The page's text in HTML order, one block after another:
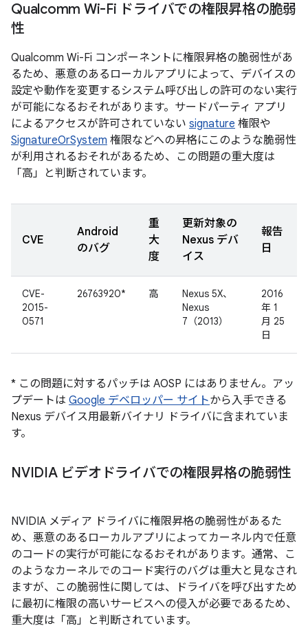
Qualcomm Wi-Fi ドライバでの権限昇格の脆弱
性
Qualcomm Wi-Fi コンポーネントに権限昇格の脆弱性があ
るため、悪意のあるローカルアプリによって、デバイスの
設定や動作を変更するシステム呼び出しの許可のない実行
が可能になるおそれがあります。サードパーティ アプリ
によるアクセスが許可されていない signature 権限や
SignatureOrSystem 権限などへの昇格にこのような脆弱性
が利用されるおそれがあるため、この問題の重大度は
「高」と判断されています。
CVE
Android
のバグ
重
大
度
更新対象の
Nexus デバ
イス
報告
日
CVE-
2015-
0571
26763920* 高
Nexus 5X、
Nexus
7（2013）
2016
年 1
月 25
日
* この問題に対するパッチは AOSP にはありません。アッ
プデートは Google デベロッパー サイトから入手できる
Nexus デバイス用最新バイナリ ドライバに含まれていま
す。
NVIDIA ビデオドライバでの権限昇格の脆弱性
NVIDIA メディア ドライバに権限昇格の脆弱性があるた
め、悪意のあるローカルアプリによってカーネル内で任意
のコードの実行が可能になるおそれがあります。通常、こ
のようなカーネルでのコード実行のバグは重大と見なされ
ますが、この脆弱性に関しては、ドライバを呼び出すため
に最初に権限の高いサービスへの侵入が必要であるため、
重大度は「高」と判断されています。